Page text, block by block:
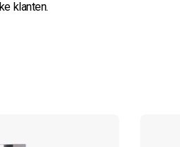
klanten.